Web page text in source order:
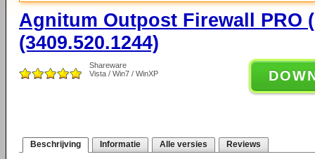
Agnitum Outpost Firewall PRO
(3409.520.1244)
Shareware
Vista / Win7 / WinXP
Beschrijving Informatie Alle versies Reviews